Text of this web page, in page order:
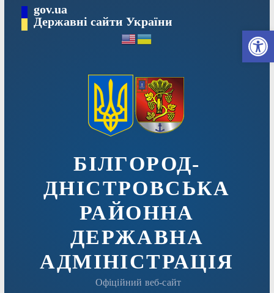
вмісту
gov.ua
Державні сайти України
БІЛГОРОД-
ДНІСТРОВСЬКА
РАЙОННА
ДЕРЖАВНА
АДМІНІСТРАЦІЯ
Офіційний веб-сайт